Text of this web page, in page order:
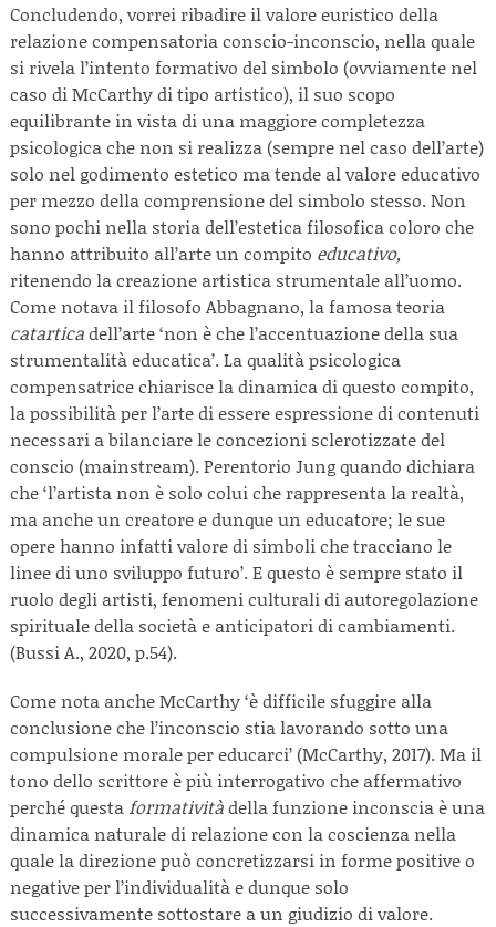
Concludendo, vorrei ribadire il valore euristico della
relazione compensatoria conscio-inconscio, nella quale
si rivela l’intento formativo del simbolo (ovviamente nel
caso di McCarthy di tipo artistico), il suo scopo
equilibrante in vista di una maggiore completezza
psicologica che non si realizza (sempre nel caso dell’arte)
solo nel godimento estetico ma tende al valore educativo
per mezzo della comprensione del simbolo stesso. Non
sono pochi nella storia dell’estetica filosofica coloro che
hanno attribuito all’arte un compito educativo,
ritenendo la creazione artistica strumentale all’uomo.
Come notava il filosofo Abbagnano, la famosa teoria
catarticadell’arte ‘non è che l’accentuazione della sua
strumentalità educatica’. La qualità psicologica
compensatrice chiarisce la dinamica di questo compito,
la possibilità per l’arte di essere espressione di contenuti
necessari a bilanciare le concezioni sclerotizzate del
conscio (mainstream). Perentorio Jung quando dichiara
che ‘l’artista non è solo colui che rappresenta la realtà,
ma anche un creatore e dunque un educatore; le sue
opere hanno infatti valore di simboli che tracciano le
linee di uno sviluppo futuro’. E questo è sempre stato il
ruolo degli artisti, fenomeni culturali di autoregolazione
spirituale della società e anticipatori di cambiamenti.
(Bussi A., 2020, p.54).
Come nota anche McCarthy ‘è difficile sfuggire alla
conclusione che l’inconscio stia lavorando sotto una
compulsione morale per educarci’ (McCarthy, 2017). Ma il
tono dello scrittore è più interrogativo che affermativo
perché questa formativitàdella funzione inconscia è una
dinamica naturale di relazione con la coscienza nella
quale la direzione può concretizzarsi in forme positive o
negative per l’individualità e dunque solo
successivamente sottostare a un giudizio di valore.